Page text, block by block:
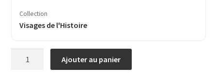
Collection
Visages de l'Histoire
Ajouter au panier